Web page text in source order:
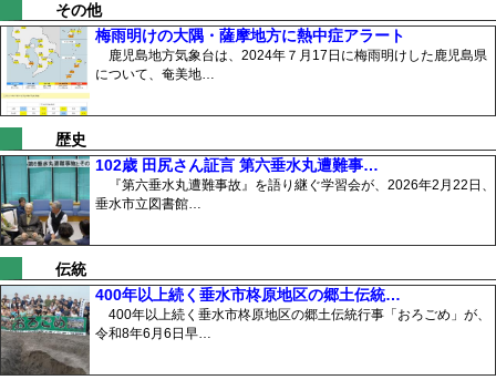
その他
梅雨明けの大隅・薩摩地方に熱中症アラート
鹿児島地方気象台は、2024年７月17日に梅雨明けした鹿児島県
について、奄美地…
歴史
102歳 田尻さん証言 第六垂水丸遭難事…
『第六垂水丸遭難事故』を語り継ぐ学習会が、2026年2月22日、
垂水市立図書館…
伝統
400年以上続く垂水市柊原地区の郷土伝統…
400年以上続く垂水市柊原地区の郷土伝統行事「おろごめ」が、
令和8年6月6日早…